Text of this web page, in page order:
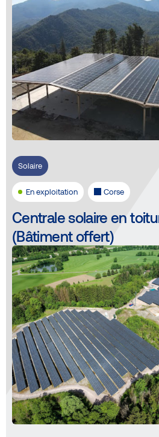
Solaire
En exploitation Corse
Centrale solaire en
(Bâtiment offert)